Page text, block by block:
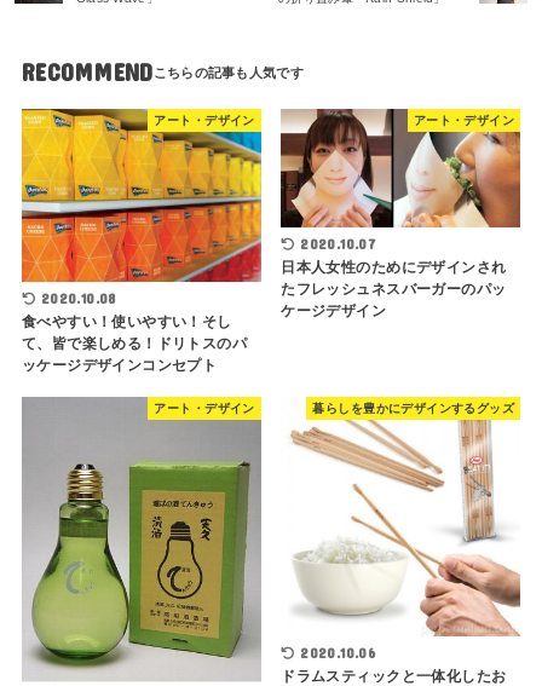
RECOMMEND
アート・デザイン
2020.10.08
食べやすい！使いやすい！そし
て、皆で楽しめる！ドリトスのパ
ッケージデザインコンセプト
アート・デザイン
2020.10.07
日本人女性のためにデザインされ
たフレッシュネスバーガーのパッ
ケージデザイン
アート・デザイン 暮らしを豊かにデザインするグッズ
2020.10.06
ドラムスティックと一体化したお